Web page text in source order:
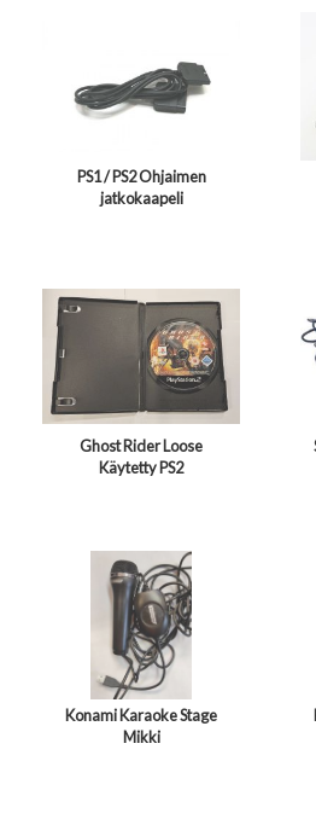
PS1 / PS2 Ohjaimen
jatkokaapeli
Ghost Rider Loose
Käytetty PS2
Konami Karaoke Stage
Mikki